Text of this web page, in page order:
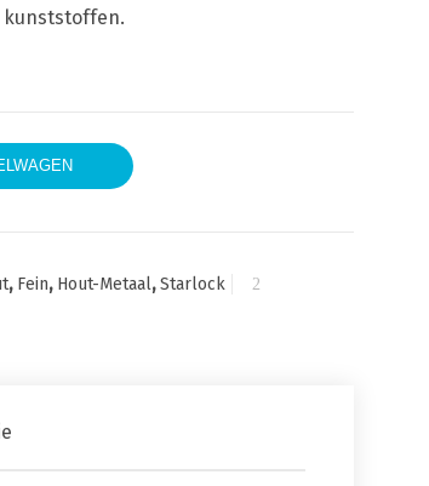
kunststoffen.
hout-metaal 10 stuks aantal
, Fein, Hout-Metaal,Starlock